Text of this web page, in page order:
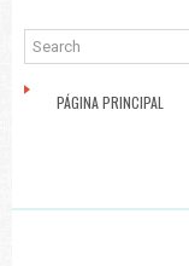
PÁGINA PRINCIPAL